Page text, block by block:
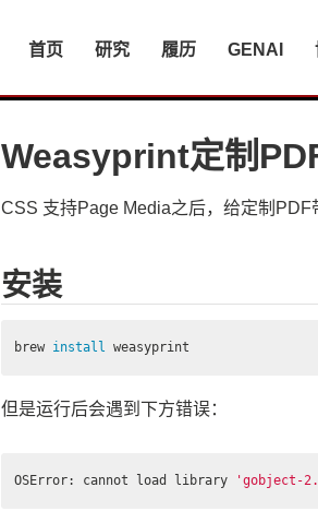
首页 研究 履历 GENAI
Weasyprint定制
CSS 支持Page Media之后，给定制PDF
安装
brew install
但是运行后会遇到下方错误：
OSError: cannot load library 'gobject-